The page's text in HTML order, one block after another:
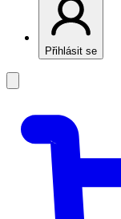
Přihlásit se